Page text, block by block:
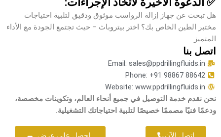
هل تبحث عن جهاز إزالة الرواسب موثوق ودقيق لتلبية احتياجات
مختبر الطين الخاص بك؟ اختر بيتروباث – حيث تجتمع الجودة مع الأداء
المتميز.
اتصل بنا
Email: sales@ppdrillingfluids.in
Phone: +91 98867 88642
Website: www.ppdrillingfluids.in
نحن نقدم خدمة التوصيل في جميع أنحاء العالم، وتكوينات مخصصة،
ودعمًا فنيًا مصممًا خصيصًا لتلبية احتياجاتك التشغيلية.